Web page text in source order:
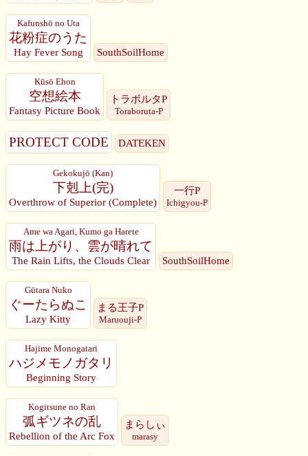
Kafunshō no Uta
花粉症のうた
Hay Fever Song SouthSoilHome
Kūsō Ehon
空想絵本
Fantasy Picture Book
トラボルタP
Toraboruta-P
PROTECT CODE DATEKEN
Gekokujō (Kan)
下剋上(完)
Overthrow of Superior (Complete)
一行P
Ichigyou-P
Ame wa Agari, Kumo ga Harete
雨は上がり、雲が晴れて
The Rain Lifts, the Clouds Clear SouthSoilHome
Gūtara Nuko
ぐーたらぬこ
Lazy Kitty
まる王子P
Maruouji-P
Hajime Monogatari
ハジメモノガタリ
Beginning Story
Kogitsune no Ran
弧ギツネの乱
Rebellion of the Arc Fox
まらしぃ
marasy